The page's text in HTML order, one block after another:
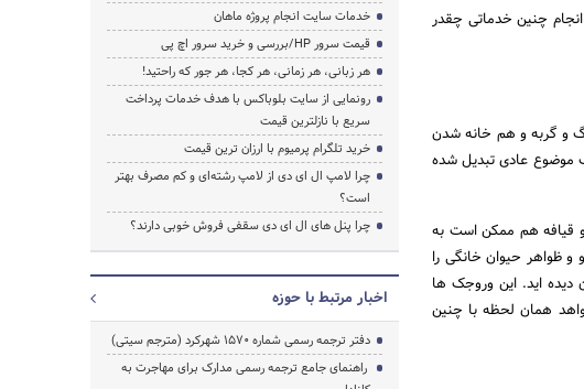
چنین خدماتی چقدر
سگ و گربه و هم خانه شدن
موضوع عادی تبدیل شده
و قیافه هم ممکن است به
ظواهر حیوان خانگی را
دیده اید. این وروجک ها
همان لحظه با چنین
خدمات سایت انجام پروژه ماهان
قیمت سرور HP/بررسی و خرید سرور اچ پی
هر زبانی، هر زمانی، هر کجا، هر جور که راحتید!
رونمایی از سایت بلوباکس با هدف خدمات پرداخت
سریع با نازلترین قیمت
خرید تلگرام پرمیوم با ارزان ترین قیمت
چرا لامپ ال ای دی از لامپ رشته‌ای و کم مصرف بهتر
است؟
چرا پنل های ال ای دی سقفی فروش خوبی دارند؟
اخبار مرتبط با حوزه
دفتر ترجمه رسمی شماره ۱۵۷۰ شهرکرد (مترجم سیتی)
راهنمای جامع ترجمه رسمی مدارک برای مهاجرت به